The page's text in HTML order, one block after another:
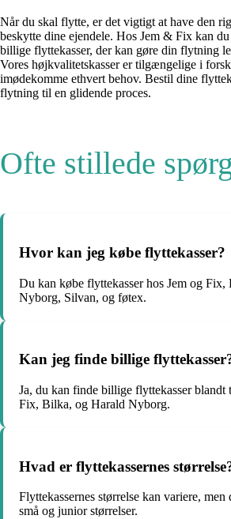
Når du skal flytte, er det vigtigt at have den
beskytte dine ejendele. Hos Jem & Fix kan
billige flyttekasser, der kan gøre din flytning
Vores højkvalitetskasser er tilgængelige i
imødekomme ethvert behov. Bestil dine
flytning til en glidende proces.
Ofte stillede
Hvor kan jeg købe flyttekasser?
Du kan købe flyttekasser hos Jem og Fix,
Nyborg, Silvan, og føtex.
Kan jeg finde billige
Ja, du kan finde billige flyttekasser blandt
Fix, Bilka, og Harald Nyborg.
Hvad er flyttekassernes
Flyttekassernes størrelse kan variere, men
små og junior størrelser.